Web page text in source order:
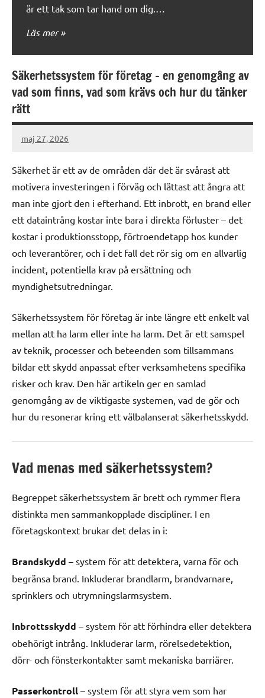
är ett tak som tar hand om dig.…
Läs mer
Säkerhetssystem för företag – en genomgång av
vad som finns, vad som krävs och hur du tänker
rätt
maj 27, 2026
admin
Säkerhet är ett av de områden där det är svårast att
motivera investeringen i förväg och lättast att ångra att
man inte gjort den i efterhand. Ett inbrott, en brand eller
ett dataintrång kostar inte bara i direkta förluster – det
kostar i produktionsstopp, förtroendetapp hos kunder
och leverantörer, och i det fall det rör sig om en allvarlig
incident, potentiella krav på ersättning och
myndighetsutredningar.
Säkerhetssystem för företag är inte längre ett enkelt val
mellan att ha larm eller inte ha larm. Det är ett samspel
av teknik, processer och beteenden som tillsammans
bildar ett skydd anpassat efter verksamhetens specifika
risker och krav. Den här artikeln ger en samlad
genomgång av de viktigaste systemen, vad de gör och
hur du resonerar kring ett välbalanserat säkerhetsskydd.
Vad menas med säkerhetssystem?
Begreppet säkerhetssystem är brett och rymmer flera
distinkta men sammankopplade discipliner. I en
företagskontext brukar det delas in i:
Brandskydd – system för att detektera, varna för och
begränsa brand. Inkluderar brandlarm, brandvarnare,
sprinklers och utrymningslarmsystem.
Inbrottsskydd – system för att förhindra eller detektera
obehörigt intrång. Inkluderar larm, rörelsedetektion,
dörr- och fönsterkontakter samt mekaniska barriärer.
Passerkontroll – system för att styra vem som har